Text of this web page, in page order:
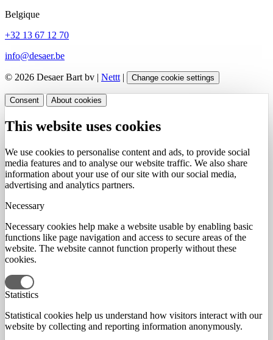
Belgique
+32 13 67 12 70
info@desaer.be
© 2026 Desaer Bart bv | Nettt | Change cookie settings
Consent About cookies
This website uses cookies
We use cookies to personalise content and ads, to provide social
media features and to analyse our website traffic. We also share
information about your use of our site with our social media,
advertising and analytics partners.
Necessary
Necessary cookies help make a website usable by enabling basic
functions like page navigation and access to secure areas of the
website. The website cannot function properly without these
cookies.
Statistics
Statistical cookies help us understand how visitors interact with our
website by collecting and reporting information anonymously.